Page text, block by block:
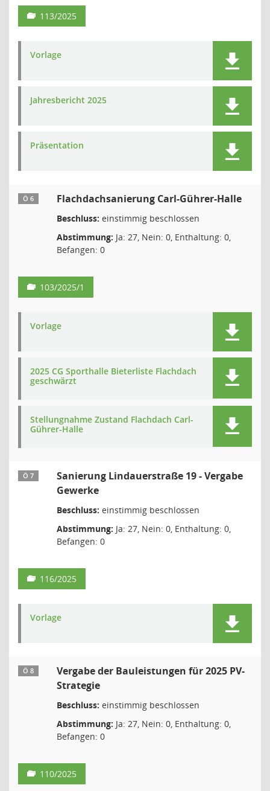
113/2025
Vorlage
Jahresbericht 2025
Präsentation
Ö 6 Flachdachsanierung Carl-Gührer-Halle
Beschluss: einstimmig beschlossen
Abstimmung: Ja: 27, Nein: 0, Enthaltung: 0,
Befangen: 0
103/2025/1
Vorlage
2025 CG Sporthalle Bieterliste Flachdach
geschwärzt
Stellungnahme Zustand Flachdach Carl-
Gührer-Halle
Ö 7
Sanierung Lindauerstraße 19 - Vergabe
Gewerke
Beschluss: einstimmig beschlossen
Abstimmung: Ja: 27, Nein: 0, Enthaltung: 0,
Befangen: 0
116/2025
Vorlage
Ö 8
Vergabe der Bauleistungen für 2025 PV-
Strategie
Beschluss: einstimmig beschlossen
Abstimmung: Ja: 27, Nein: 0, Enthaltung: 0,
Befangen: 0
110/2025